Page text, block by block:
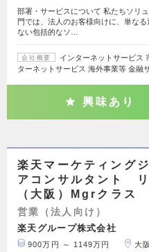
部署・サービスについて 私たちソリ
門では、法人のお客様向けに、単な
ない包括的なソ…
会社概要
インターネットサービス
ターネットサービス 海外事業等 金融
興味あり
楽天マーケティング
アコンサルタント
（大阪）Mgrクラス
営業（法人向け）
楽天グループ株式会社
900万円 ～ 1149万円 大